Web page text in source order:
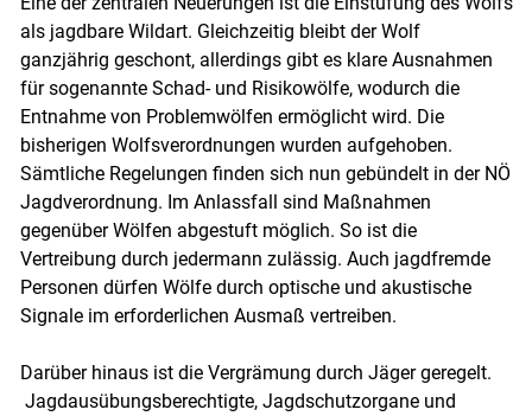
als jagdbare Wildart. Gleichzeitig bleibt der Wolf
ganzjährig geschont, allerdings gibt es klare Ausnahmen
für sogenannte Schad- und Risikowölfe, wodurch die
Entnahme von Problemwölfen ermöglicht wird. Die
bisherigen Wolfsverordnungen wurden aufgehoben.
Sämtliche Regelungen finden sich nun gebündelt in der NÖ
Jagdverordnung. Im Anlassfall sind Maßnahmen
gegenüber Wölfen abgestuft möglich. So ist die
Vertreibung durch jedermann zulässig. Auch jagdfremde
Personen dürfen Wölfe durch optische und akustische
Signale im erforderlichen Ausmaß vertreiben.
Darüber hinaus ist die Vergrämung durch Jäger geregelt.
Jagdausübungsberechtigte, Jagdschutzorgane und